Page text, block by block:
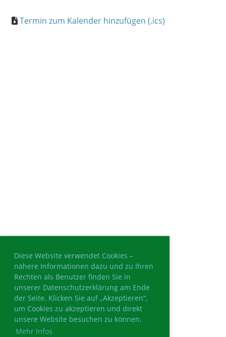
Diese Website verwendet Cookies –
nähere Informationen dazu und zu Ihren
Rechten als Benutzer finden Sie in
unserer Datenschutzerklärung am Ende
der Seite. Klicken Sie auf „Akzeptieren“,
um Cookies zu akzeptieren und direkt
unsere Website besuchen zu können.
Mehr Infos
Termin zum Kalender hinzufügen (.ics)